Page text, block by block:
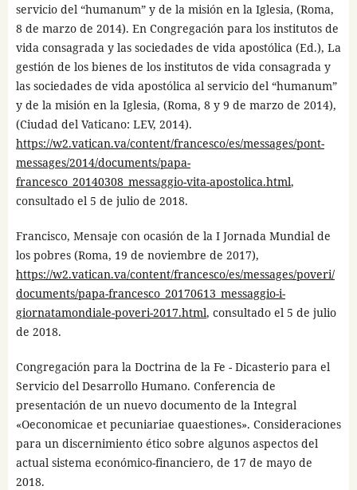
servicio del “humanum” y de la misión en la Iglesia, (Roma,
8 de marzo de 2014). En Congregación para los institutos de
vida consagrada y las sociedades de vida apostólica (Ed.), La
gestión de los bienes de los institutos de vida consagrada y
las sociedades de vida apostólica al servicio del “humanum”
y de la misión en la Iglesia, (Roma, 8 y 9 de marzo de 2014),
(Ciudad del Vaticano: LEV, 2014).
https://w2.vatican.va/content/francesco/es/messages/pont-
messages/2014/documents/papa-
francesco_20140308_messaggio-vita-apostolica.html,
consultado el 5 de julio de 2018.
Francisco, Mensaje con ocasión de la I Jornada Mundial de
los pobres (Roma, 19 de noviembre de 2017),
https://w2.vatican.va/content/francesco/es/messages/poveri/
documents/papa-francesco_20170613_messaggio-i-
giornatamondiale-poveri-2017.html, consultado el 5 de julio
de 2018.
Congregación para la Doctrina de la Fe - Dicasterio para el
Servicio del Desarrollo Humano. Conferencia de
presentación de un nuevo documento de la Integral
«Oeconomicae et pecuniariae quaestiones». Consideraciones
para un discernimiento ético sobre algunos aspectos del
actual sistema económico-financiero, de 17 de mayo de
2018.